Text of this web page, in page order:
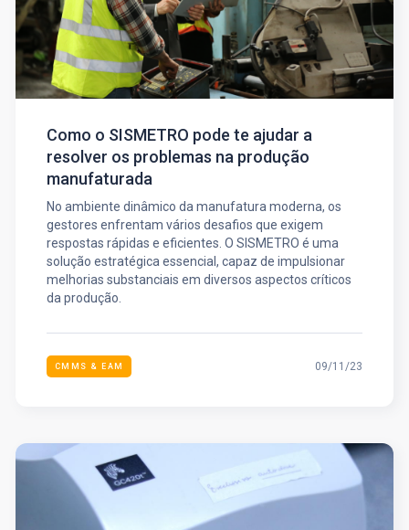
Como o SISMETRO pode te ajudar a
resolver os problemas na produção
manufaturada
No ambiente dinâmico da manufatura moderna, os
gestores enfrentam vários desafios que exigem
respostas rápidas e eficientes. O SISMETRO é uma
solução estratégica essencial, capaz de impulsionar
melhorias substanciais em diversos aspectos críticos
da produção.
CMMS & EAM 09/11/23